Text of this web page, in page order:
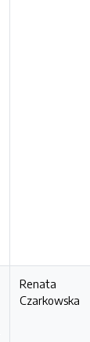
Renata
Czarkowska